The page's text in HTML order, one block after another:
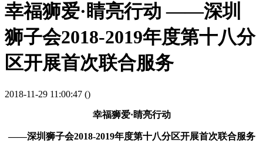
幸福狮爱·睛亮行动 ——深圳
狮子会2018-2019年度第十八分
区开展首次联合服务
2018-11-29 11:00:47 ()
幸福狮爱·睛亮行动
——深圳狮子会2018-2019年度第十八分区开展首次联合服务